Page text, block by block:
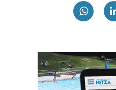
interes komertzial
bazkideen zerrenda, beren
Lortu zure datu pertsonalak
buruzko informazio gehiago